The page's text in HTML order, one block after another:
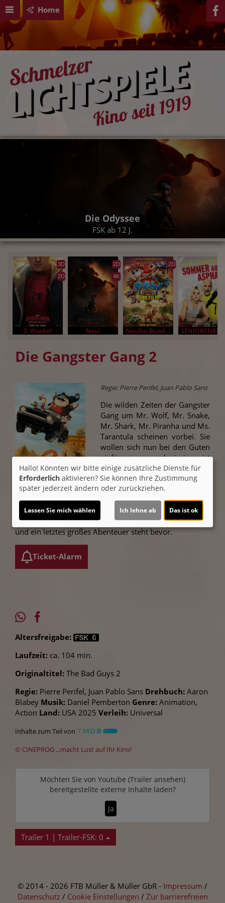
Home
Die Odyssee
FSK ab 12 J.
3D
2D
2. Woche!
2D
4K
Neu!
2D
Neu!Im Bundesstart
Die Gangster Gang 2
Regie: Pierre Perifel, Juan Pablo Sans
Die wilden Zeiten der Gangster
Gang um Mr. Wolf, Mr. Snake,
Mr. Shark, Mr. Piranha und Ms.
Tarantula scheinen vorbei. Sie
wollen sich nun bei den Guten
einfügen, was schwieriger ist
als gedacht. Eine neue Gang,
die Bad Girls, unter der
Führung von Schneeleopardin
Kitty Kat und unterstützt von
Pigtail und Doom, taucht auf und fordert sie heraus.
Gemeinsam erleben sie erneut aufregende Abenteuer
und ein letztes großes Abenteuer steht bevor.
Ticket-Alarm
Altersfreigabe:
Laufzeit: ca. 104 min.
Originaltitel: The Bad Guys 2
Regie: Pierre Perifel, Juan Pablo Sans Drehbuch: Aaron
Blabey Musik: Daniel Pemberton Genre: Animation,
Action Land: USA 2025 Verleih: Universal
Inhalte zum Teil von
© CINEPROG ...macht Lust auf Ihr Kino!
Möchten Sie von Youtube (Trailer ansehen)
bereitgestellte externe Inhalte laden?
Ja
Trailer 1 | Trailer-FSK: 0
© 2014 - 2026 FTB Müller & Müller GbR - Impressum /
Datenschutz/ Cookie Einstellungen / Zur barrierefreien
Hallo! Könnten wir bitte einige zusätzliche Dienste für
Erforderlich aktivieren? Sie können Ihre Zustimmung
später jederzeit ändern oder zurückziehen.
Lassen Sie mich wählen Ich lehne ab Das ist ok